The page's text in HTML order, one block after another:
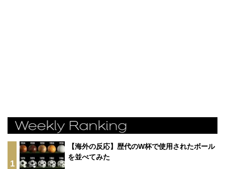
1
【海外の反応】歴代のW杯で使用されたボール
を並べてみた